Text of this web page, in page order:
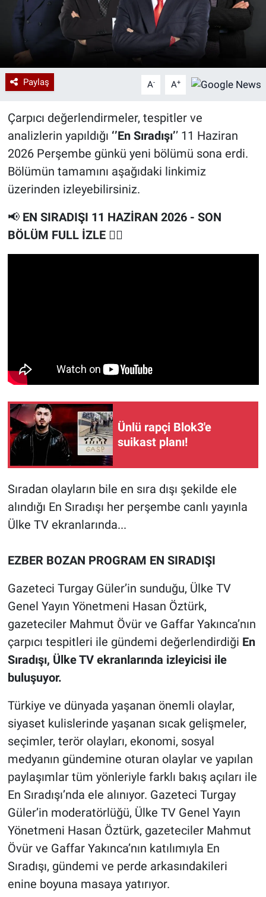
Paylaş A- A+
Çarpıcı değerlendirmeler, tespitler ve
analizlerin yapıldığı ‘’En Sıradışı’’ 11 Haziran
2026 Perşembe günkü yeni bölümü sona erdi.
Bölümün tamamını aşağıdaki linkimiz
üzerinden izleyebilirsiniz.
📢 EN SIRADIŞI 11 HAZİRAN 2026 - SON
BÖLÜM FULL İZLE👇🏻
Ünlü rapçi Blok3'e
suikast planı!
Sıradan olayların bile en sıra dışı şekilde ele
alındığı En Sıradışı her perşembe canlı yayınla
Ülke TV ekranlarında...
EZBER BOZAN PROGRAM EN SIRADIŞI
Gazeteci Turgay Güler’in sunduğu, Ülke TV
Genel Yayın Yönetmeni Hasan Öztürk,
gazeteciler Mahmut Övür ve Gaffar Yakınca’nın
çarpıcı tespitleri ile gündemi değerlendirdiği En
Sıradışı, Ülke TV ekranlarında izleyicisi ile
buluşuyor.
Türkiye ve dünyada yaşanan önemli olaylar,
siyaset kulislerinde yaşanan sıcak gelişmeler,
seçimler, terör olayları, ekonomi, sosyal
medyanın gündemine oturan olaylar ve yapılan
paylaşımlar tüm yönleriyle farklı bakış açıları ile
En Sıradışı’nda ele alınıyor. Gazeteci Turgay
Güler’in moderatörlüğü, Ülke TV Genel Yayın
Yönetmeni Hasan Öztürk, gazeteciler Mahmut
Övür ve Gaffar Yakınca’nın katılımıyla En
Sıradışı, gündemi ve perde arkasındakileri
enine boyuna masaya yatırıyor.
Sağlık
Teknoloji
Ramazan